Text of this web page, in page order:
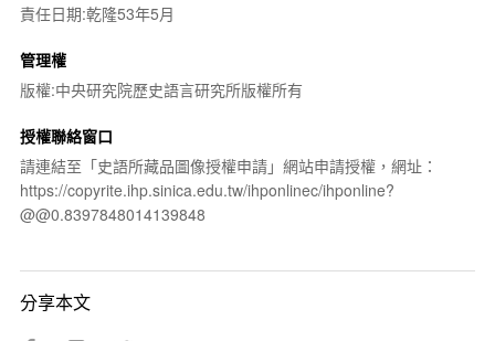
責任日期:乾隆53年5月
管理權
版權:中央研究院歷史語言研究所版權所有
授權聯絡窗口
請連結至「史語所藏品圖像授權申請」網站申請授權，網址：
https://copyrite.ihp.sinica.edu.tw/ihponlinec/ihponline?
@@0.8397848014139848
分享本文